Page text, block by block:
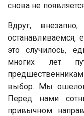
снова не
Вдруг,
останавливаемся,
это случилось,
многих лет
выбор. Мы
Перед нами
привычном